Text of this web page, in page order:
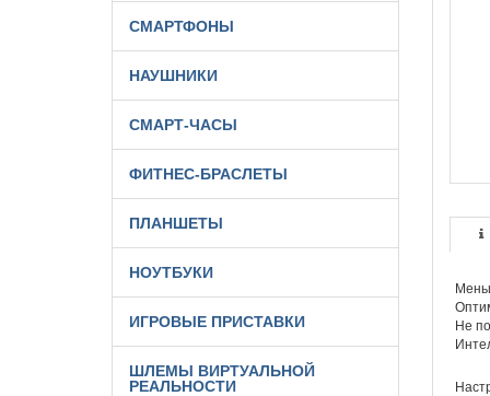
Не
СМАРТФОНЫ
НАУШНИКИ
СМАРТ-ЧАСЫ
ФИТНЕС-БРАСЛЕТЫ
ПЛАНШЕТЫ
НОУТБУКИ
ИГРОВЫЕ ПРИСТАВКИ
ШЛЕМЫ ВИРТУАЛЬНОЙ
РЕАЛЬНОСТИ